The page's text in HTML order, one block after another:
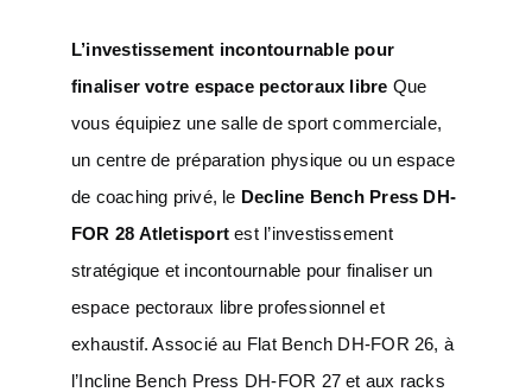
L’investissement incontournable pour
finaliser votre espace pectoraux libre Que
vous équipiez une salle de sport commerciale,
un centre de préparation physique ou un espace
de coaching privé, le Decline Bench Press DH-
FOR 28 Atletisport est l’investissement
stratégique et incontournable pour finaliser un
espace pectoraux libre professionnel et
exhaustif. Associé au Flat Bench DH-FOR 26, à
l’Incline Bench Press DH-FOR 27 et aux racks